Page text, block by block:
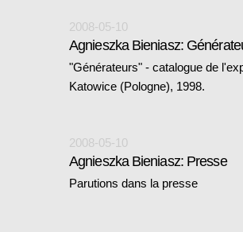
2008-05-10
Agnieszka Bieniasz:
"Générateurs" - catalogue de
Katowice (Pologne), 1998.
2008-05-10
Agnieszka Bieniasz: Presse
Parutions dans la presse